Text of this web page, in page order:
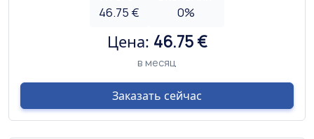
46.75 €
0%
Цена: 46.75 €
в месяц
Заказать сейчас